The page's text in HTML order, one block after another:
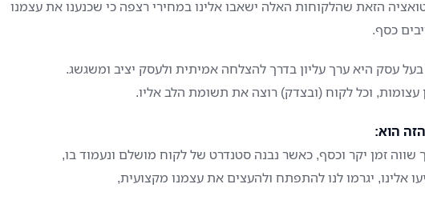
הזאת שהלקוחות האלה ישאבו אלינו במחירי רצפה כי שכנענו את עצמנו
כסף.
עסק היא ערך עליון בדרך להצלחה אמיתית ולעסק יציב ומשגשג.
וכל לקוח (ובצדק) רוצה את תשומת הלב אליו.
הוא:
זמן יקר וכסף, כאשר נבנה סטנדרט של לקוח מושלם ונעמוד בו,
אלינו, יגרמו לנו להתפתח ולהעצים את עצמנו מקצועית,